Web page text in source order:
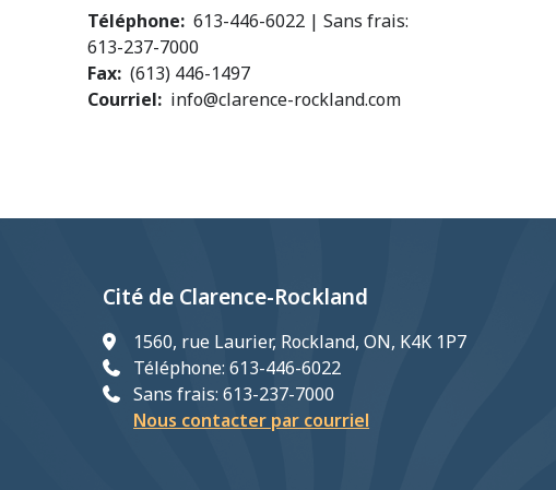
Téléphone 613-446-6022 | Sans frais:
613-237-7000
Fax (613) 446-1497
Courriel
info@clarence-rockland.com
Cité de Clarence-Rockland
1560, rue Laurier, Rockland, ON, K4K 1P7
Téléphone: 613-446-6022
Sans frais: 613-237-7000
Nous contacter par courriel